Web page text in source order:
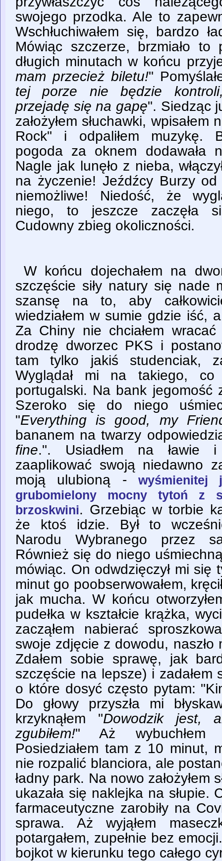
swojego przodka. Ale to
Wschłuchiwałem się, bardzo
Mówiąc szczerze, brzmiało to
długich minutach w końcu
mam przecież biletu!"
tej porze nie będzie
przejadę się na gapę". Siedząc
założyłem słuchawki,
Rock" i odpaliłem muzykę.
pogoda za oknem dodawała
Nagle jak lunęło z nieba,
na życzenie! Jeźdźcy Burzy
niemożliwe! Niedość, że
niego, to jeszcze zaczęła
Cudowny zbieg okoliczności.
W końcu dojechałem na
szczęście siły natury się nade
szansę na to, aby
wiedziałem w sumie gdzie iść,
Za Chiny nie chciałem
drodzę dworzec PKS i
tam tylko jakiś studenciak,
Wyglądał mi na takiego,
portugalski. Na bank jegomość
Szeroko się do niego
"Everything is good, my
bananem na twarzy
fine.". Usiadłem na ławie i
zaaplikować swoją niedawno
moją ulubioną - wyśmienitej
grubomielony mocny tytoń z
brzoskwini. Grzebiąc w torbie
że ktoś idzie. Był to
Narodu Wybranego przez
Również się do niego
mówiąc. On odwdzięczył mi się
minut go poobserwowałem,
jak mucha. W końcu
pudełka w kształcie krążka,
zacząłem nabierać
swoje zdjęcie z dowodu, naszło
Zdałem sobie sprawę, jak
szczęście na lepsze) i zadałem
o które dosyć często pytam:
Do głowy przyszła mi
krzyknąłem "Dowodzik jest,
zgubiłem!" Aż wybuchłem
Posiedziałem tam z 10 minut,
nie rozpalić blanciora, ale
ładny park. Na nowo założyłem
ukazała się naklejka na słupie.
farmaceutyczne zarobiły na
sprawa. Aż wyjąłem
potargałem, zupełnie bez
bojkot w kierunku tego całego